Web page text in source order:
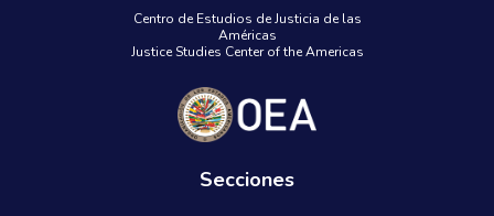
Centro de Estudios de Justicia de las
Américas
Justice Studies Center of the Americas
Secciones